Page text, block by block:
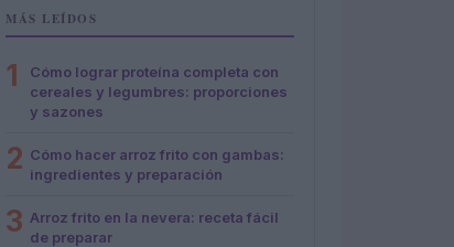
MÁS LEÍDOS
1
Cómo lograr proteína completa con
cereales y legumbres: proporciones
y sazones
2 Cómo hacer arroz frito con gambas:
ingredientes y preparación
3 Arroz frito en la nevera: receta fácil
de preparar